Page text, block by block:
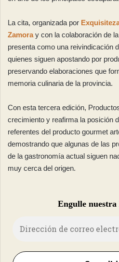
La cita, organizada por
Zamoray con la colaboración de
presenta como una reivindicación
quienes siguen apostando por
preservando elaboraciones que
memoria culinaria de la provincia.
Con esta tercera edición,
crecimiento y reafirma la posición
referentes del producto gourmet
demostrando que algunas de las
de la gastronomía actual siguen
muy cerca del origen.
Engulle nuestra